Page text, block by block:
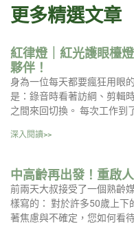
更多精選文章
紅律燈｜紅光護眼檯
夥伴！
身為一位每天都要瘋狂用眼
是：錄音時看著訪綱、剪輯
之間來回切換。 每次工作到
深入閱讀>>
中高齡再出發！重啟
前兩天大叔接受了一個熟齡
樣寫的： 對於許多50歲上下
著焦慮與不確定，您如何看